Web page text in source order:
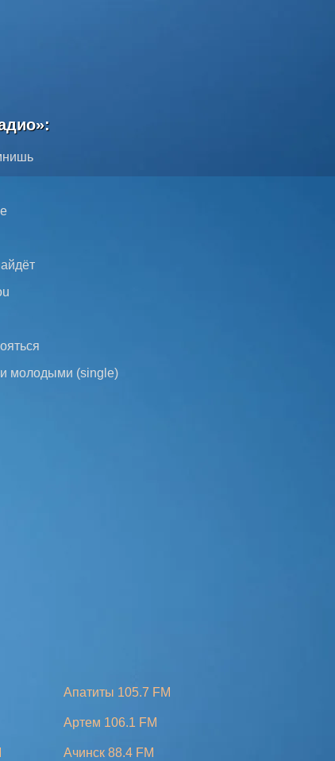
молодыми (single)
Апатиты 105.7 FM
Артем 106.1 FM
Ачинск 88.4 FM